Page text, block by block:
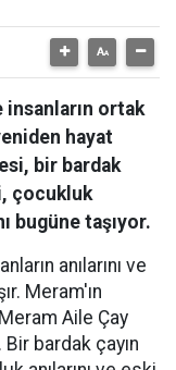
insanların ortak
hayat
bir bardak
çocukluk
bugüne taşıyor.
anılarını ve
Meram'ın
Aile Çay
bardak çayın